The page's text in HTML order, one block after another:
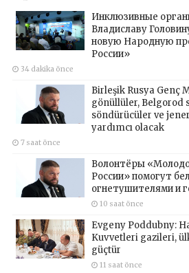
Инклюзивные
Владиславу
новую Народную
России»
34 dakika önce
Birleşik Rusya Genç
gönüllüler, Belgorod
söndürücüler ve
yardımcı olacak
7 saat önce
Волонтёры
России» помогут
огнетушителями и
10 saat önce
Evgeny Poddubny:
Kuvvetleri gazileri,
güçtür
11 saat önce